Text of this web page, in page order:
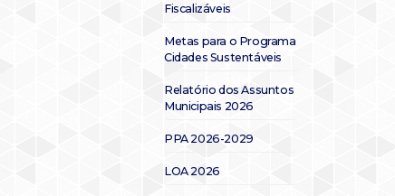
Fiscalizáveis
Metas para o Programa
Cidades Sustentáveis
Relatório dos Assuntos
Municipais 2026
PPA 2026-2029
LOA 2026